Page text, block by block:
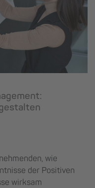
wie
der Positiven
wirksam